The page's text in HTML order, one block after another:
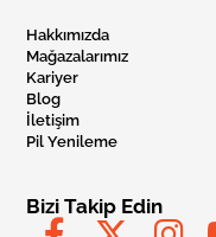
Hakkımızda
Mağazalarımız
Kariyer
Blog
İletişim
Pil Yenileme
Bizi Takip Edin